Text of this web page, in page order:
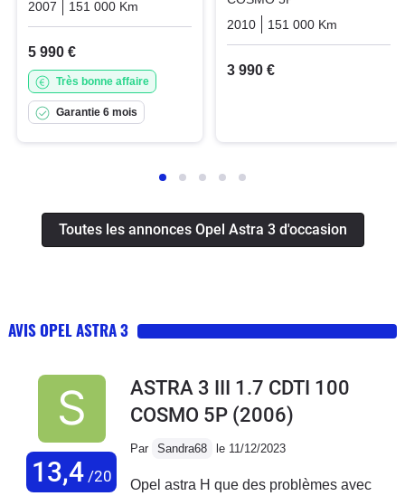
2007 151 000 Km Essence
5 990 €
Très bonne affaire
Garantie 6 mois
2010
151 000 Km
3 990 €
Toutes les annonces Opel Astra 3 d'occasion
AVIS OPEL ASTRA 3
13,4/20
ASTRA 3 III 1.7 CDTI 100
COSMO 5P (2006)
Par Sandra68 le 11/12/2023
Opel astra H que des problèmes avec